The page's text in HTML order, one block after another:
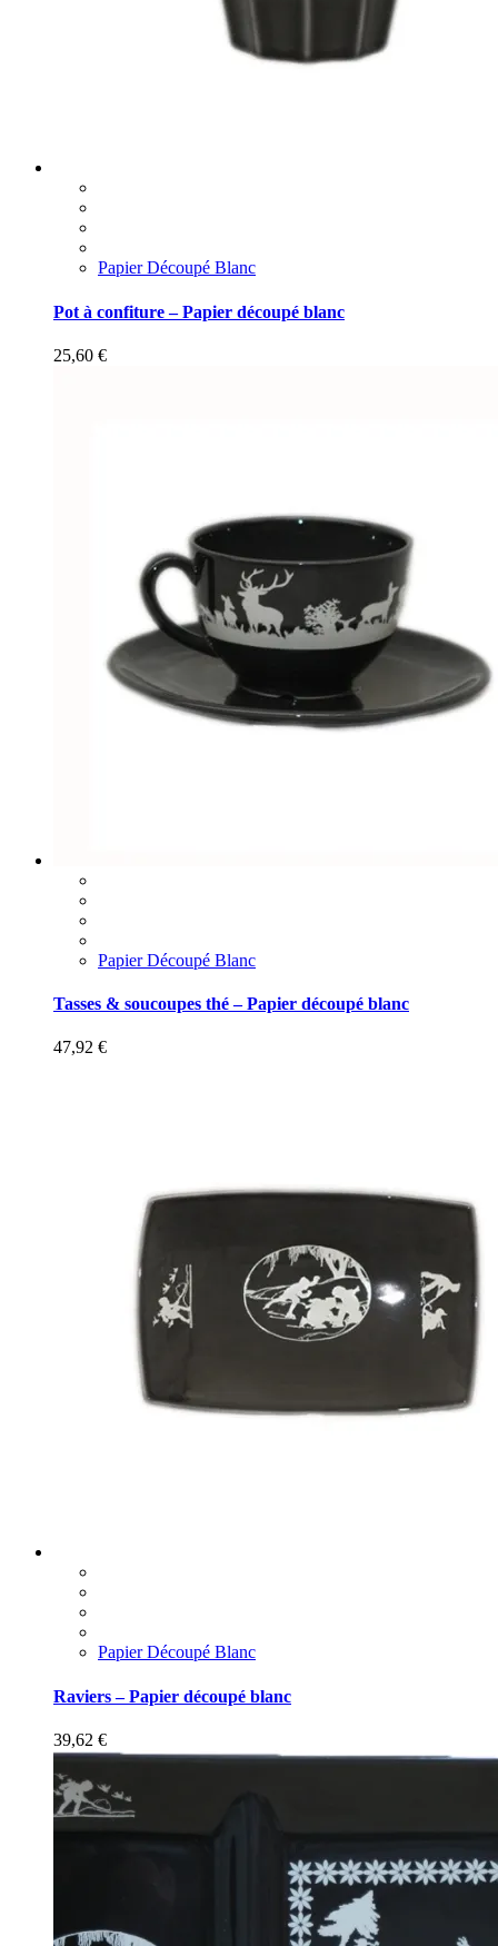
Papier Découpé Blanc
Pot à confiture – Papier découpé blanc
25,60 €
Papier Découpé Blanc
Tasses & soucoupes thé – Papier découpé blanc
47,92 €
Papier Découpé Blanc
Raviers – Papier découpé blanc
39,62 €